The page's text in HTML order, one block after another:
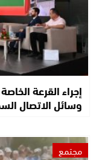
إجراء القرعة
وسائل الاتصال
مجتمع